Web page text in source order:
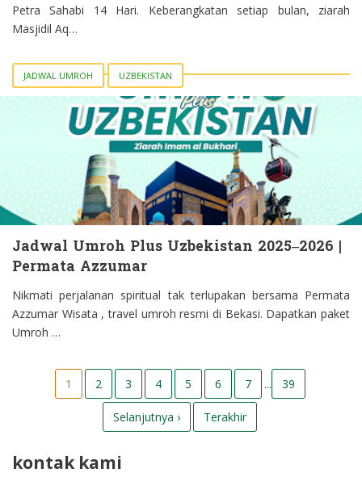
Petra Sahabi 14 Hari. Keberangkatan setiap bulan, ziarah
Masjidil Aq…
JADWAL UMROH UZBEKISTAN
Jadwal Umroh Plus Uzbekistan 2025–2026 |
Permata Azzumar
Nikmati perjalanan spiritual tak terlupakan bersama Permata
Azzumar Wisata , travel umroh resmi di Bekasi. Dapatkan paket
Umroh …
1 2 3 4 5 6 7 ... 39
Selanjutnya › Terakhir
kontak kami